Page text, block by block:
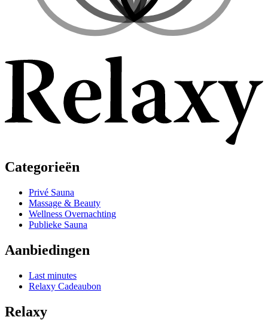
Categorieën
Privé Sauna
Massage & Beauty
Wellness Overnachting
Publieke Sauna
Aanbiedingen
Last minutes
Relaxy Cadeaubon
Relaxy